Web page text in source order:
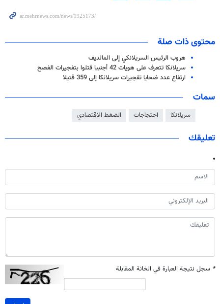
محتوى ذات صلة
هروب الرئيس السريلانكي إلى المالديف
سريلانكا تتعرف على هويات 42 أجنبيا قتلوا بتفجيرات الفصح
ارتفاع عدد ضحايا تفجيرات سريلانكا إلى 359 قتيلا
سمات
سريلانكا احتجاجات الضغط الاقتصادي
تعليقك
* سجل نتيجة العبارة في الخانة المقابلة